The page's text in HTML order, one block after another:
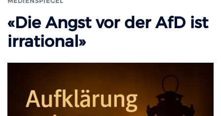
«Die Angst vor der AfD ist
irrational»